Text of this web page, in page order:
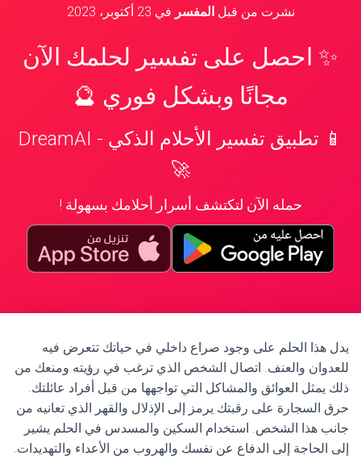
نشرت من قبلالمفسر في 23 أكتوبر، 2023
✨ احصل على تفسير لحلمك الآن
مجانًا وبشكل فوري 🔮
📱 تطبيق تفسير الأحلام الذكي - DreamAI
🚀
حمله الآن لتكتشف أسرار أحلامك بسهولة !
يدل هذا الحلم على وجود صراع داخلي في حياتك تتعرض فيه
للعدوان والعنف. اتصال الشخص الذي ترغب في رؤيته ومنعك من
ذلك يمثل العوائق والمشاكل التي تواجهها من قبل أفراد عائلتك.
حرق السجارة على رقبتك يرمز إلى الإذلال والقهر الذي تعانيه من
جانب هذا الشخص. استخدام السكين والمسدس في الحلم يشير
إلى الحاجة إلى الدفاع عن نفسك والهروب من الأعداء والتهديدات.